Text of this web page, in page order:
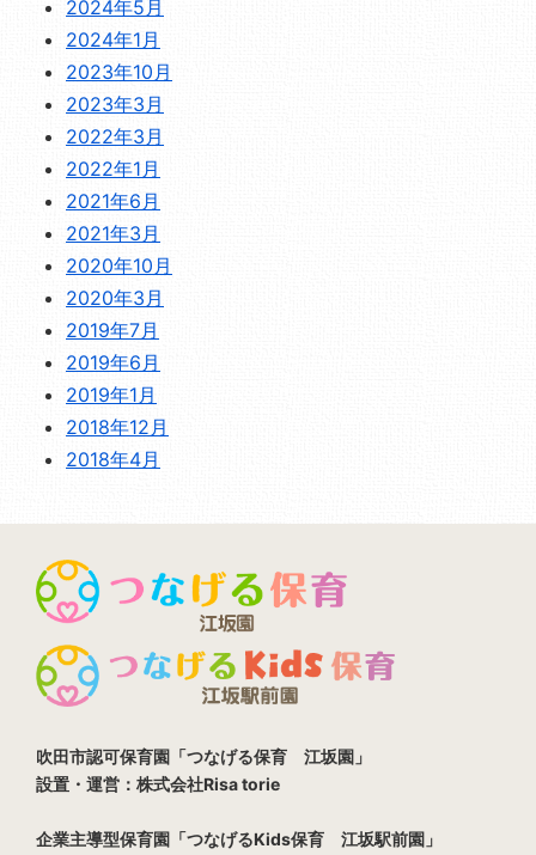
2024年5月
2024年1月
2023年10月
2023年3月
2022年3月
2022年1月
2021年6月
2021年3月
2020年10月
2020年3月
2019年7月
2019年6月
2019年1月
2018年12月
2018年4月
吹田市認可保育園「つなげる保育 江坂園」
設置・運営：株式会社Risa torie
企業主導型保育園「つなげるKids保育 江坂駅前園」